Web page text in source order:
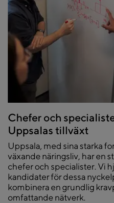
Chefer och
Uppsalas tillväxt
Uppsala, med sina starka
växande näringsliv, har en
chefer och specialister. Vi
kandidater för dessa
kombinera en grundlig
omfattande nätverk.